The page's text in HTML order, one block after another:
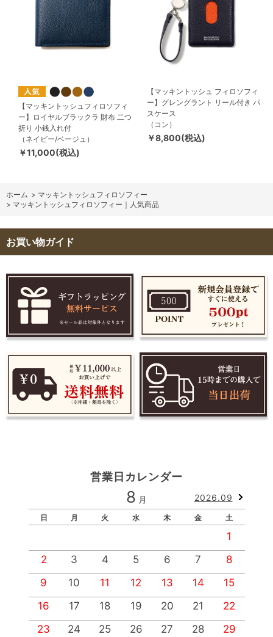
【マッキントッシュフィロソフィ
ー】ロイヤルブラックラ 財布 二つ
折り 小銭入れ付
（ネイビー/ベージュ）
￥11,000(税込)
【マッキントッシュ フィロソフィ
ー】グレングラント リール付き パ
スケース
（コン）
￥8,800(税込)
ホーム > マッキントッシュフィロソフィー
> マッキントッシュフィロソフィー｜人気商品
お買い物ガイド
営業日カレンダー
8 月 2026.09
日 月 火 水 木 金 土
1
2
3 4 5 6 7
8
9
10 11 12 13 14
15
16
17 18 19 20 21
22
23
24 25 26 27 28 29